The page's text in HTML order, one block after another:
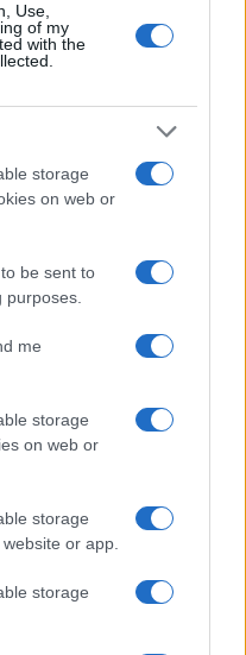
Use,
of my
with the
storage
on web or
be sent to
me
storage
on web or
storage
or app.
storage
svolta.